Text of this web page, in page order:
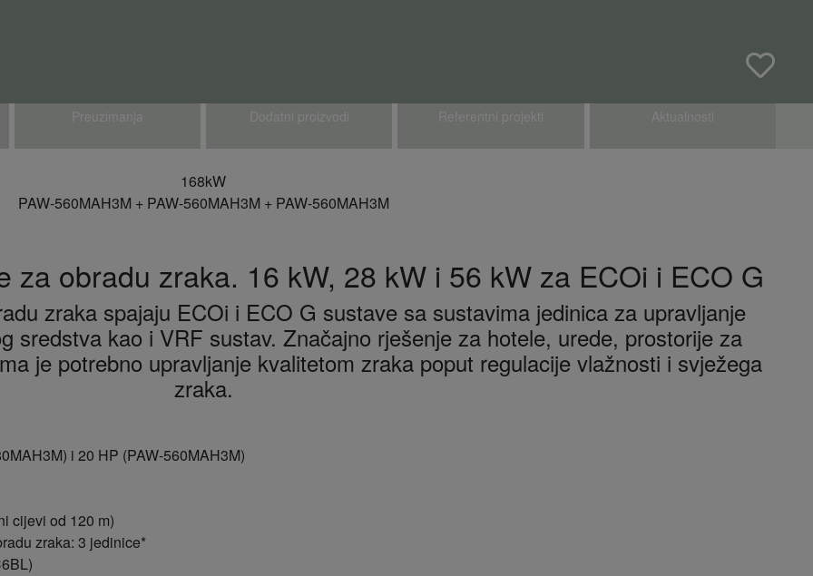
168kW
PAW-560MAH3M + PAW-560MAH3M + PAW-560MAH3M
za obradu zraka. 16 kW, 28 kW i 56 kW za ECOi i ECO G
zraka spajaju ECOi i ECO G sustave sa sustavima jedinica za upravljanje
sredstva kao i VRF sustav. Značajno rješenje za hotele, urede, prostorije za
je potrebno upravljanje kvalitetom zraka poput regulacije vlažnosti i svježega
zraka.
i 20 HP (PAW-560MAH3M)
cijevi od 120 m)
zraka: 3 jedinice*